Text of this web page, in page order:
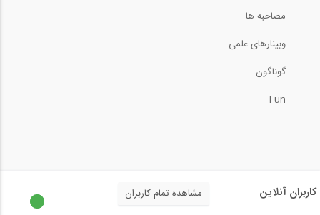
مصاحبه ها
وبینارهای علمی
گوناگون
Fun
کاربران آنلاین مشاهده تمام کاربران